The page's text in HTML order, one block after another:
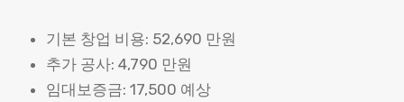
기본 창업 비용: 52,690 만원
추가 공사: 4,790 만원
임대보증금: 17,500 예상